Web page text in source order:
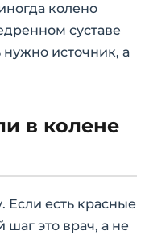
колено
суставе
нужно источник, а
в колене
Если есть красные
это врач, а не